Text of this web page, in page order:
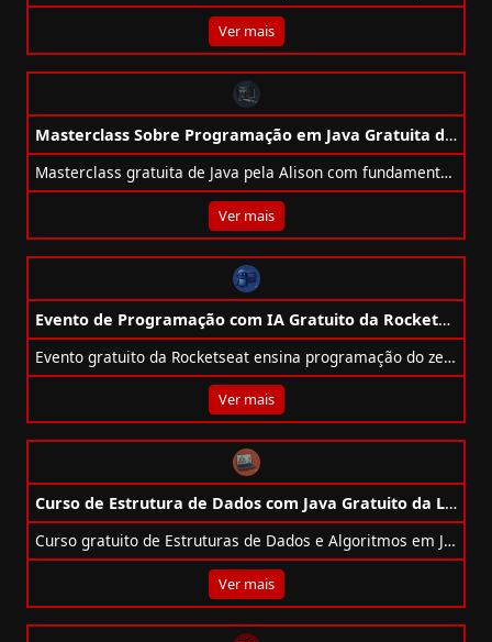
Ver mais
Masterclass Sobre Programação em Java Gratuita da Plataforma Alison
Masterclass gratuita de Java pela Alison com fundamentos, POO e edições (Standard, Enterprise, Micro) – certificado CPD opcional.
Ver mais
Evento de Programação com IA Gratuito da Rocketseat
Evento gratuito da Rocketseat ensina programação do zero com IA e cria um site real em 3 aulas, com certificado e sorteios.
Ver mais
Curso de Estrutura de Dados com Java Gratuito da Loiane.training
Curso gratuito de Estruturas de Dados e Algoritmos em Java com certificado, conteúdo completo e exemplos práticos.
Ver mais